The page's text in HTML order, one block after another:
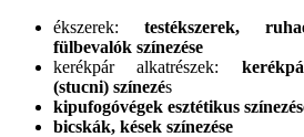
ékszerek: testékszerek,
fülbevalók színezése
kerékpár alkatrészek:
(stucni) színezés
kipufogóvégek esztétikus
bicskák, kések színezése